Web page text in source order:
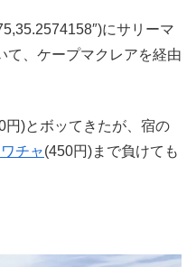
にサリーマ
て、ケープマクレアを経由
円)とボッてきたが、宿の
チャ(450円)まで負けても